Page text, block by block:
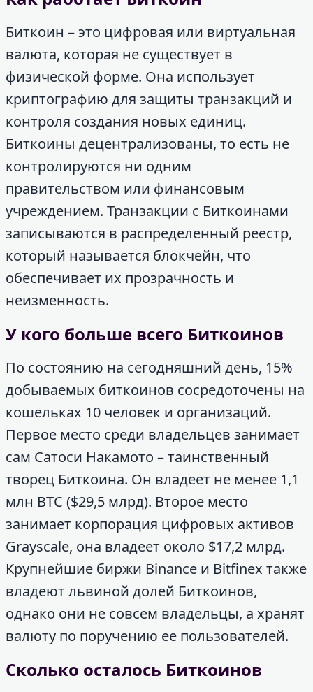
Биткоин – это цифровая или виртуальная
валюта, которая не существует в
физической форме. Она использует
криптографию для защиты транзакций и
контроля создания новых единиц.
Биткоины децентрализованы, то есть не
контролируются ни одним
правительством или финансовым
учреждением. Транзакции с Биткоинами
записываются в распределенный реестр,
который называется блокчейн, что
обеспечивает их прозрачность и
неизменность.
У кого больше всего Биткоинов
По состоянию на сегодняшний день, 15%
добываемых биткоинов сосредоточены на
кошельках 10 человек и организаций.
Первое место среди владельцев занимает
сам Сатоси Накамото – таинственный
творец Биткоина. Он владеет не менее 1,1
млн BTC ($29,5 млрд). Второе место
занимает корпорация цифровых активов
Grayscale, она владеет около $17,2 млрд.
Крупнейшие биржи Binance и Bitfinex также
владеют львиной долей Биткоинов,
однако они не совсем владельцы, а хранят
валюту по поручению ее пользователей.
Сколько осталось Биткоинов